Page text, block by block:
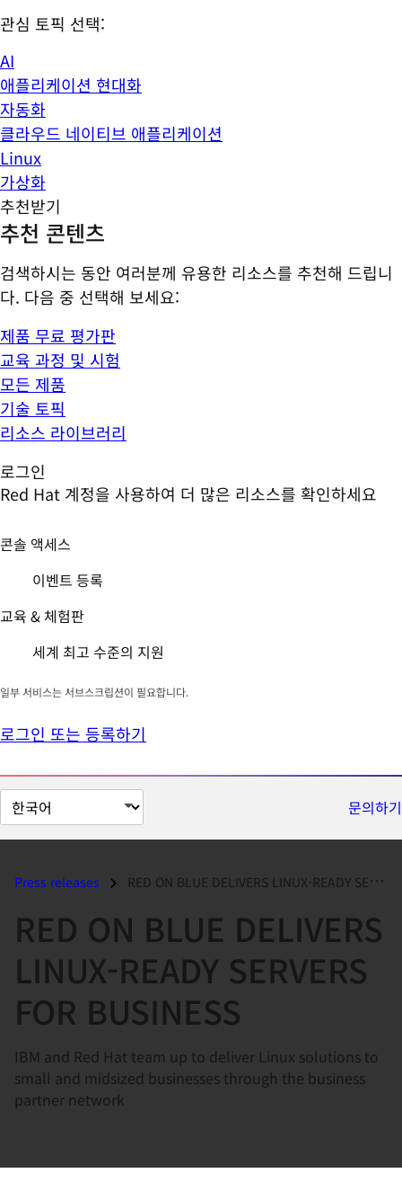
관심 토픽 선택:
AI
애플리케이션 현대화
자동화
클라우드 네이티브 애플리케이션
Linux
가상화
추천받기
추천 콘텐츠
검색하시는 동안 여러분께 유용한 리소스를 추천해 드립니
다. 다음 중 선택해 보세요:
제품 무료 평가판
교육 과정 및 시험
모든 제품
기술 토픽
리소스 라이브러리
로그인
Red Hat 계정을 사용하여 더 많은 리소스를 확인하세요
콘솔 액세스
이벤트 등록
교육 & 체험판
세계 최고 수준의 지원
일부 서비스는 서브스크립션이 필요합니다.
로그인 또는 등록하기
페
이
문의하기
Press releases RED ON BLUE DELIVERS LINUX-READY SERVERS FOR BUSINESS...
RED ON BLUE DELIVERS
LINUX-READY SERVERS
FOR BUSINESS
IBM and Red Hat team up to deliver Linux solutions to
small and midsized businesses through the business
partner network